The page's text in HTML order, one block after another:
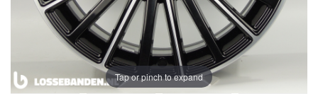
Tap or pinch to expand